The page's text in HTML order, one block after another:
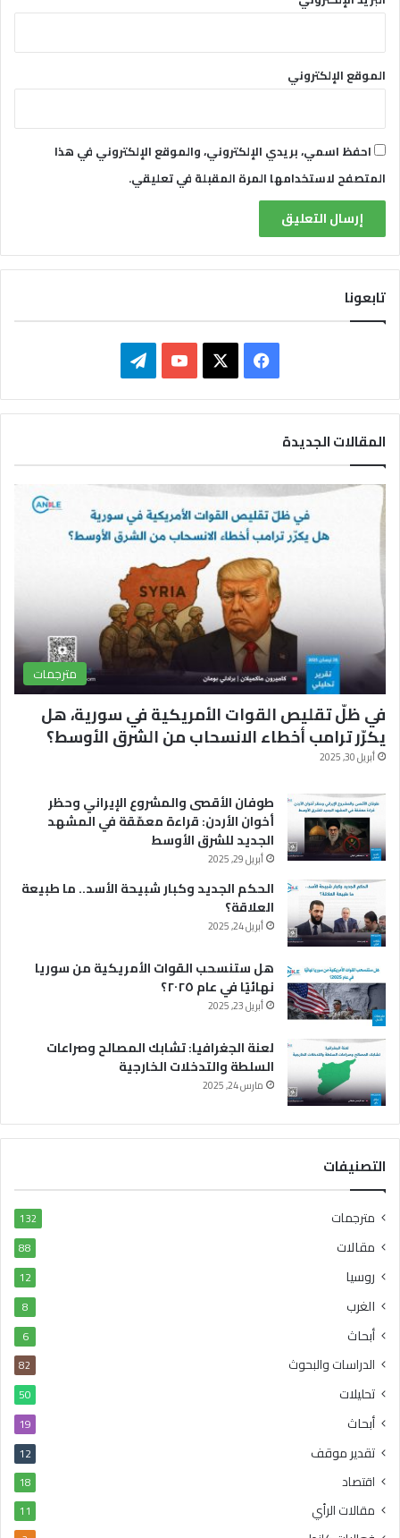
الموقع الإلكتروني
احفظ اسمي، بريدي الإلكتروني، والموقع الإلكتروني في هذا
المتصفح لاستخدامها المرة المقبلة في تعليقي.
تابعونا
ي
ب
و
ك
X
Y
u
T
u
b
e
ي
ق
ا
م
المقالات الجديدة
مترجمات
في ظلّ تقليص القوات الأمريكية في سورية، هل
يكرّر ترامب أخطاء الانسحاب من الشرق الأوسط؟
أبريل 30, 2025
طوفان الأقصى والمشروع الإيراني وحظر
أخوان الأردن: قراءة معمّقة في المشهد
الجديد للشرق الأوسط
أبريل 29, 2025
الحكم الجديد وكبار شبيحة الأسد.. ما طبيعة
العلاقة؟
أبريل 24, 2025
هل ستنسحب القوات الأمريكية من سوريا
نهائيًا في عام ٢٠٢٥؟
أبريل 23, 2025
لعنة الجغرافيا: تشابك المصالح وصراعات
السلطة والتدخلات الخارجية
مارس 24, 2025
التصنيفات
مترجمات 132
مقالات 88
روسيا 12
الغرب 8
أبحاث 6
الدراسات والبحوث 82
تحليلات 50
أبحاث 19
تقدير موقف 12
اقتصاد 18
مقالات الرأي 11